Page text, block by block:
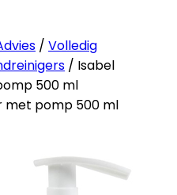
/ Volledig
/ Isabel
500 ml
met pomp 500 ml